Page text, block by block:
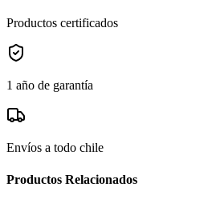
Productos certificados
1 año de garantía
Envíos a todo chile
Productos Relacionados